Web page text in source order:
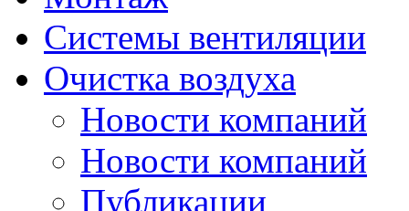
Системы вентиляции
Очистка воздуха
Новости компаний
Новости компаний
Публикации